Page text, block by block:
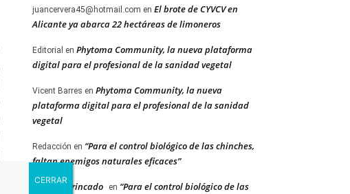
juancervera45@hotmail.com en El brote de CYVCV en
Alicante ya abarca 22 hectáreas de limoneros
Editorial en Phytoma Community, la nueva plataforma
digital para el profesional de la sanidad vegetal
Vicent Barres en Phytoma Community, la nueva
plataforma digital para el profesional de la sanidad
vegetal
Redacción en “Para el control biológico de las chinches,
faltan enemigos naturales eficaces”
Roberto Trincado en “Para el control biológico de las